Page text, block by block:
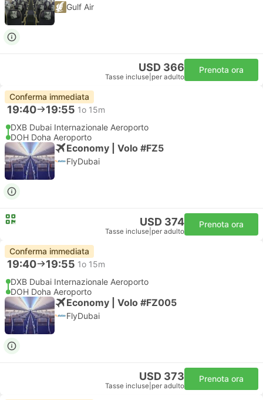
Gulf Air
USD 366
Tasse incluse per adulto
Prenota ora
Conferma immediata
19:40 19:55 1o 15m
DXB Dubai Internazionale Aeroporto
DOH Doha Aeroporto
Economy | Volo #FZ5
FlyDubai
USD 374
Tasse incluse per adulto
Prenota ora
Conferma immediata
19:40 19:55 1o 15m
DXB Dubai Internazionale Aeroporto
DOH Doha Aeroporto
Economy | Volo #FZ005
FlyDubai
USD 373
Tasse incluse per adulto
Prenota ora